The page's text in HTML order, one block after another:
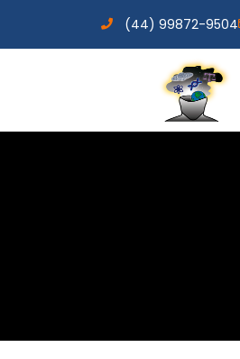
(44) 99872-9504